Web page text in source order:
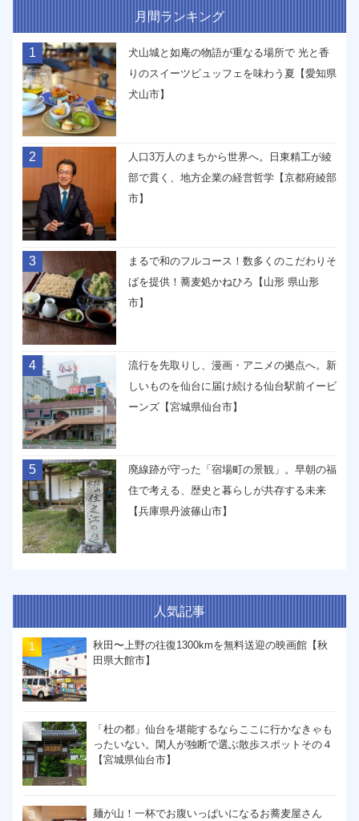
月間ランキング
1
犬山城と如庵の物語が重なる場所で 光と香
りのスイーツビュッフェを味わう夏【愛知県
犬山市】
2
人口3万人のまちから世界へ。日東精工が綾
部で貫く、地方企業の経営哲学【京都府綾部
市】
3
まるで和のフルコース！数多くのこだわりそ
ばを提供！蕎麦処かねひろ【山形 県山形
市】
4
流行を先取りし、漫画・アニメの拠点へ。新
しいものを仙台に届け続ける仙台駅前イービ
ーンズ【宮城県仙台市】
5
廃線跡が守った「宿場町の景観」。早朝の福
住で考える、歴史と暮らしが共存する未来
【兵庫県丹波篠山市】
人気記事
秋田〜上野の往復1300kmを無料送迎の映画館【秋
田県大館市】
「杜の都」仙台を堪能するならここに行かなきゃも
ったいない。閑人が独断で選ぶ散歩スポットその４
【宮城県仙台市】
麺が山！一杯でお腹いっぱいになるお蕎麦屋さん